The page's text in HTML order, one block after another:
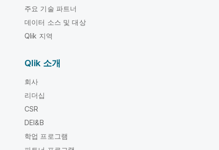
주요 기술 파트너
데이터 소스 및 대상
Qlik 지역
Qlik 소개
회사
리더십
CSR
DEI&B
학업 프로그램